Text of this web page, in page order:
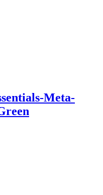
Meta-